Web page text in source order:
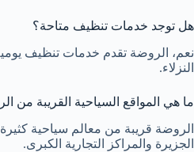
هل توجد خدمات تنظيف متاحة؟
نعم، الروضة تقدم خدمات تنظيف
النزلاء.
ما هي المواقع السياحية القريبة من
الروضة قريبة من معالم سياحية
الجزيرة والمراكز التجارية الكبرى.